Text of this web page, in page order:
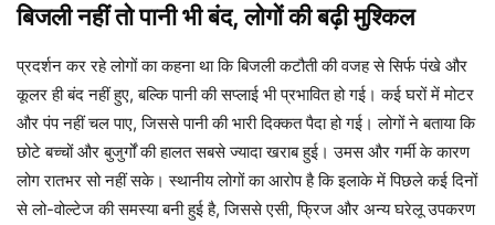
बिजली नहीं तो पानी भी बंद, लोगों की बढ़ी मुश्किल
प्रदर्शन कर रहे लोगों का कहना था कि बिजली कटौती की वजह से सिर्फ पंखे और
कूलर ही बंद नहीं हुए, बल्कि पानी की सप्लाई भी प्रभावित हो गई। कई घरों में मोटर
और पंप नहीं चल पाए, जिससे पानी की भारी दिक्कत पैदा हो गई। लोगों ने बताया कि
छोटे बच्चों और बुजुर्गों की हालत सबसे ज्यादा खराब हुई। उमस और गर्मी के कारण
लोग रातभर सो नहीं सके। स्थानीय लोगों का आरोप है कि इलाके में पिछले कई दिनों
से लो-वोल्टेज की समस्या बनी हुई है, जिससे एसी, फ्रिज और अन्य घरेलू उपकरण